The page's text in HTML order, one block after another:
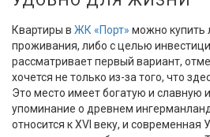
Квартиры в ЖК «Порт» можно купить
проживания, либо с целью
рассматривает первый вариант,
хочется не только из-за того, что
Это место имеет богатую и славную
упоминание о древнем
относится к XVI веку, и